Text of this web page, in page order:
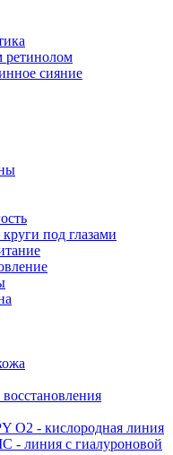
ретинолом
сияние
под глазами
O2 - кислородная линия
- линия с гиалуроновой